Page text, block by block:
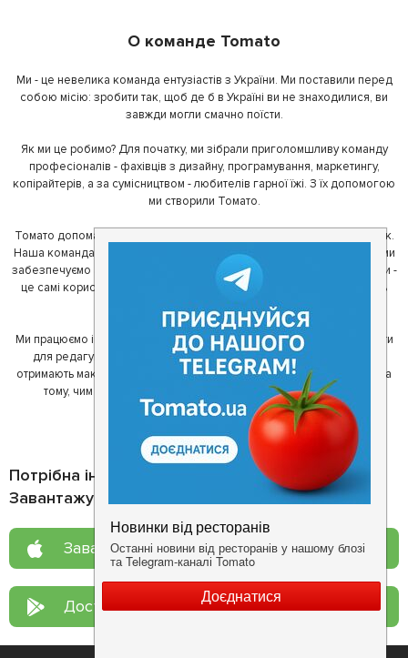
О команде Tomato
Ми - це невелика команда ентузіастів з України. Ми поставили перед
собою місію: зробити так, щоб де б в Україні ви не знаходилися, ви
завжди могли смачно поїсти.
Як ми це робимо? Для початку, ми зібрали приголомшливу команду
професіоналів - фахівців з дизайну, програмування, маркетингу,
копірайтерів, а за сумісництвом - любителів гарної їжі. З їх допомогою
ми створили Томато.
Томато допомагає своїм користувачам знайти цікаві місця неподалік.
Наша команда регулярно зв'язується з ресторанами - таким чином ми
забезпечуємо актуальність інформації. Друга частина нашої команди -
це самі користувачі, які діляться своїми враженнями і допомагають
один одному у виборі кращих місць.
Ми працюємо і з ресторанами. Для них ми надаємо зручні інструменти
для редагування інформації про себе - в результаті відвідувачі
отримають максимум інформації, а ресторан зможе зосередитися на
тому, чим він любить займатися більше всього - смачній їжі.
Потрібна інформація про заклад?
Завантажуйте додаток!
Завантажте у App Store
Доступно у Google Play